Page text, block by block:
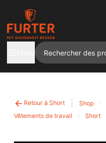
Retour à Short Shop
Vêtements de travail
Short